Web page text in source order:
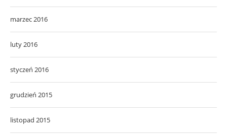
marzec 2016
luty 2016
styczeń 2016
grudzień 2015
listopad 2015